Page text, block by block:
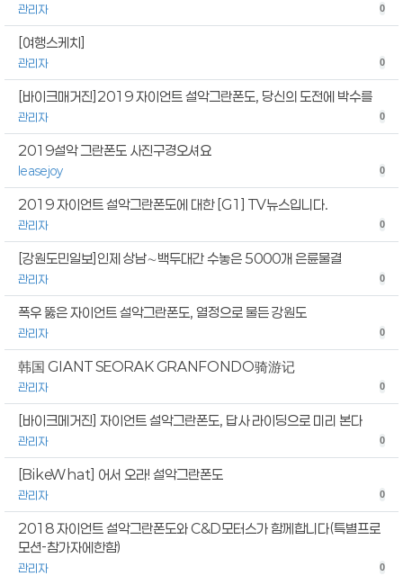
관리자 0
[여행스케치]
관리자 0
[바이크매거진]2019 자이언트 설악그란폰도, 당신의 도전에 박수를
관리자 0
2019설악 그란폰도 사진구경오셔요
leasejoy 0
2019 자이언트 설악그란폰도에 대한 [G1] TV뉴스입니다.
관리자 0
[강원도민일보]인제 상남∼백두대간 수놓은 5000개 은륜물결
관리자 0
폭우 뚫은 자이언트 설악그란폰도, 열정으로 물든 강원도
관리자 0
韩国 GIANT SEORAK GRANFONDO骑游记
관리자 0
[바이크메거진] 자이언트 설악그란폰도, 답사 라이딩으로 미리 본다
관리자 0
[BikeWhat] 어서 오라! 설악그란폰도
관리자 0
2018 자이언트 설악그란폰도와 C&D모터스가 함께합니다(특별프로
모션-참가자에한함)
관리자 0